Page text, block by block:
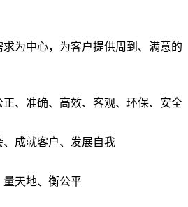
求为中心，为客户提供周到、满意的
正、准确、高效、客观、环保、安全
、成就客户、发展自我
量天地、衡公平